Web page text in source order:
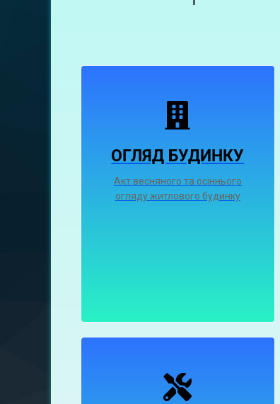
ОГЛЯД БУДИНКУ
Акт весняного та осіннього
огляду житлового будинку